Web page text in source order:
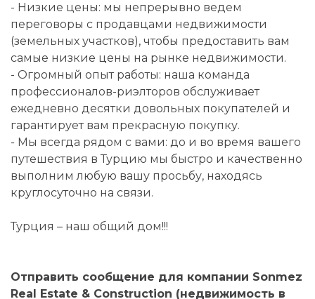
- Низкие цены: мы непрерывно ведем
переговоры с продавцами недвижимости
(земельных участков), чтобы предоставить вам
самые низкие цены на рынке недвижимости.
- Огромный опыт работы: наша команда
профессионалов-риэлторов обслуживает
ежедневно десятки довольных покупателей и
гарантирует вам прекрасную покупку.
- Мы всегда рядом с вами: до и во время вашего
путешествия в Турцию мы быстро и качественно
выполним любую вашу просьбу, находясь
круглосуточно на связи.
Турция – наш общий дом!!!
Отправить сообщение для компании Sonmez
Real Estate & Construction (недвижимость в